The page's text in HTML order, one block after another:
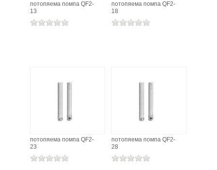
потопяема помпа QF2-
13
потопяема помпа QF2-
18
потопяема помпа QF2-
23
потопяема помпа QF2-
28